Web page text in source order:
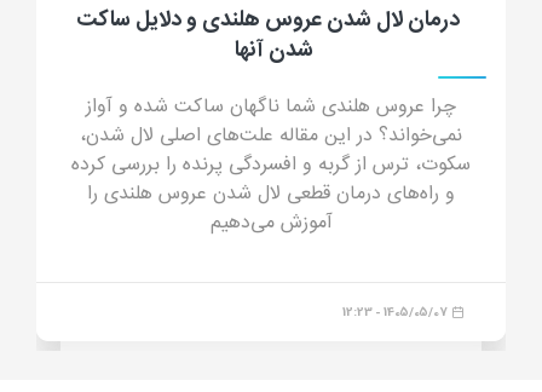
درمان لال شدن عروس هلندی و دلایل ساکت
شدن آنها
چرا عروس هلندی شما ناگهان ساکت شده و آواز
نمی‌خواند؟ در این مقاله علت‌های اصلی لال شدن،
سکوت، ترس از گربه و افسردگی پرنده را بررسی کرده
و راه‌های درمان قطعی لال شدن عروس هلندی را
آموزش می‌دهیم
1405/05/07 - 12:23